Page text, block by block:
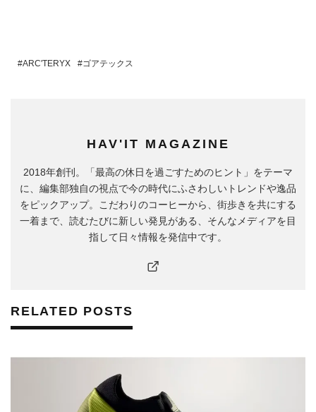
ARC'TERYX ゴアテックス
HAV'IT MAGAZINE
2018年創刊。「最高の休日を過ごすためのヒント」をテーマ
に、編集部独自の視点で今の時代にふさわしいトレンドや逸品
をピックアップ。こだわりのコーヒーから、街歩きを共にする
一着まで、読むたびに新しい発見がある、そんなメディアを目
指して日々情報を発信中です。
RELATED POSTS